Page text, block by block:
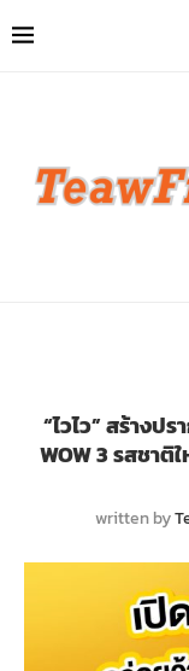
“ไวไว” สร้างป
WOW 3 รสชาติ
written by